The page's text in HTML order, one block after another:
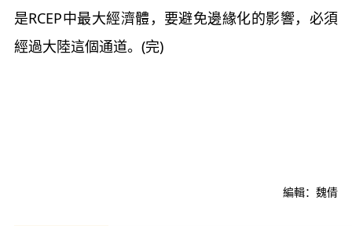
是RCEP中最大經濟體，要避免邊緣化的影響，必須
經過大陸這個通道。(完)
編輯：魏倩